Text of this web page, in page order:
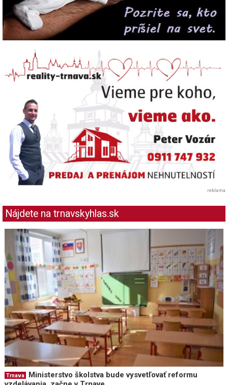
reklama
Nájdete na trnavskyhlas.sk
Trnava
Ministerstvo školstva bude vysvetľovať reformu